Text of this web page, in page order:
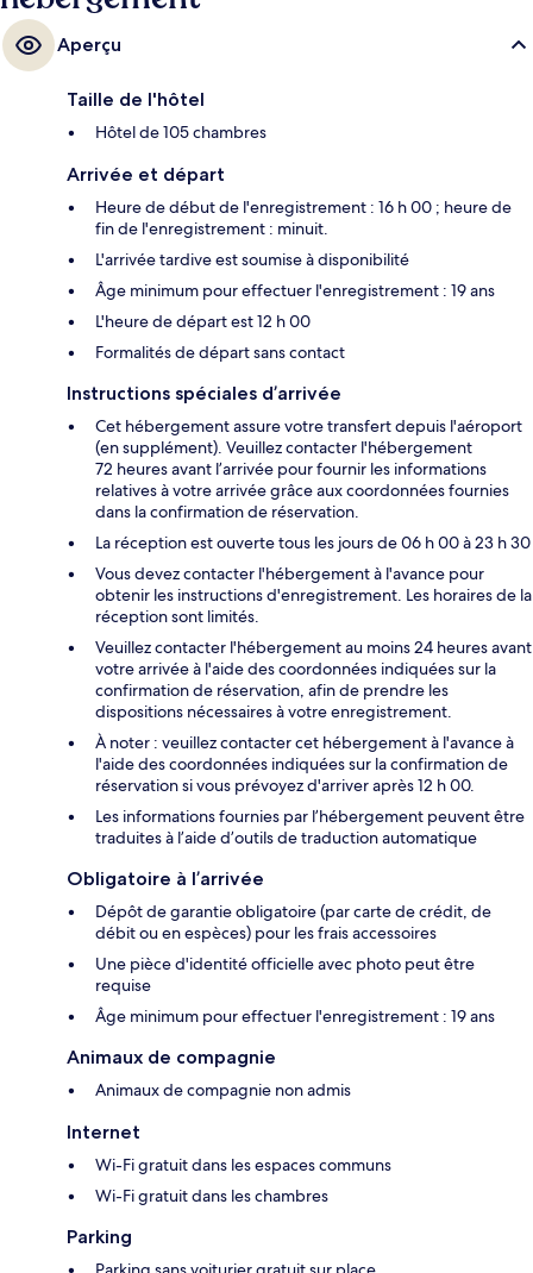
Aperçu
Taille de l'hôtel
Hôtel de 105 chambres
Arrivée et départ
Heure de début de l'enregistrement : 16 h 00 ; heure de
fin de l'enregistrement : minuit.
L'arrivée tardive est soumise à disponibilité
Âge minimum pour effectuer l'enregistrement : 19 ans
L'heure de départ est 12 h 00
Formalités de départ sans contact
Instructions spéciales d’arrivée
Cet hébergement assure votre transfert depuis l'aéroport
(en supplément). Veuillez contacter l'hébergement
72 heures avant l’arrivée pour fournir les informations
relatives à votre arrivée grâce aux coordonnées fournies
dans la confirmation de réservation.
La réception est ouverte tous les jours de 06 h 00 à 23 h 30
Vous devez contacter l'hébergement à l'avance pour
obtenir les instructions d'enregistrement. Les horaires de la
réception sont limités.
Veuillez contacter l'hébergement au moins 24 heures avant
votre arrivée à l'aide des coordonnées indiquées sur la
confirmation de réservation, afin de prendre les
dispositions nécessaires à votre enregistrement.
À noter : veuillez contacter cet hébergement à l'avance à
l'aide des coordonnées indiquées sur la confirmation de
réservation si vous prévoyez d'arriver après 12 h 00.
Les informations fournies par l’hébergement peuvent être
traduites à l’aide d’outils de traduction automatique
Obligatoire à l’arrivée
Dépôt de garantie obligatoire (par carte de crédit, de
débit ou en espèces) pour les frais accessoires
Une pièce d'identité officielle avec photo peut être
requise
Âge minimum pour effectuer l'enregistrement : 19 ans
Animaux de compagnie
Animaux de compagnie non admis
Internet
Wi-Fi gratuit dans les espaces communs
Wi-Fi gratuit dans les chambres
Parking